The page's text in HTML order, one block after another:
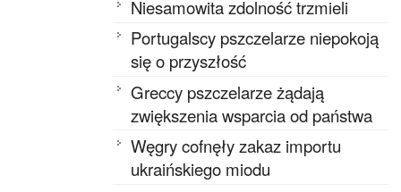
Niesamowita zdolność trzmieli
Portugalscy pszczelarze niepokoją
się o przyszłość
Greccy pszczelarze żądają
zwiększenia wsparcia od państwa
Węgry cofnęły zakaz importu
ukraińskiego miodu